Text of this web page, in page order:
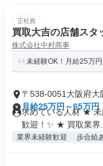
正社員
買取大吉の店舗スタ
株式会社中村商事
未経験OK！月給25万
〒538-0051大阪府大
月給25万円～65万円
求めている人材 ★
歓迎！✨ ★ 買取業界...
業界未経験歓迎 歩合給